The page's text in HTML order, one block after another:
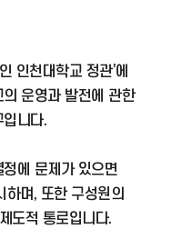
인천대학교 정관’에
운영과 발전에 관한
니다.
에 문제가 있으면
하며, 또한 구성원의
도적 통로입니다.